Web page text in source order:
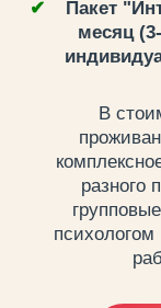
Пакет
месяц
В
разного
психологом